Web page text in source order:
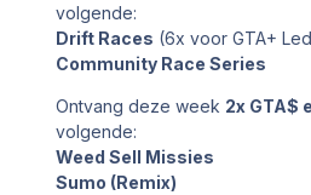
volgende:
Drift Races (6x voor GTA+
Community Race Series
Ontvang deze week 2x GTA$
volgende:
Weed Sell Missies
Sumo (Remix)